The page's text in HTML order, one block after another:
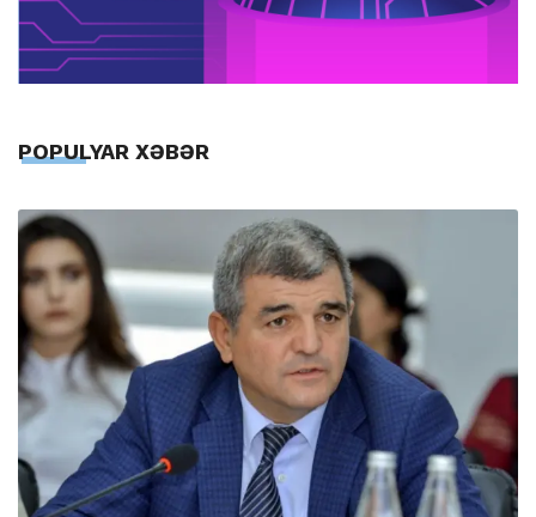
POPULYAR XƏBƏR